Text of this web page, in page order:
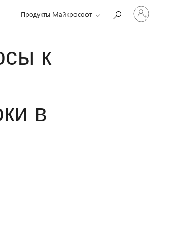
Продукты Майкрософт
Войдите
учетную
к
в